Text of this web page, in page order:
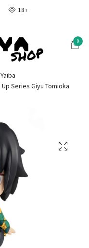
18+
0
Series Giyu Tomioka